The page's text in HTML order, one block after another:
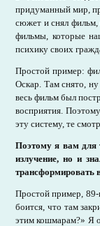
придуманный мир,
сюжет и снял
фильмы, которые
психику своих
Простой пример:
Оскар. Там снято,
весь фильм был
восприятия.
эту систему, те
Поэтому я вам для
излучение, но и
трансформировать
Простой пример,
боится, что там
этим кошмарам?» Я